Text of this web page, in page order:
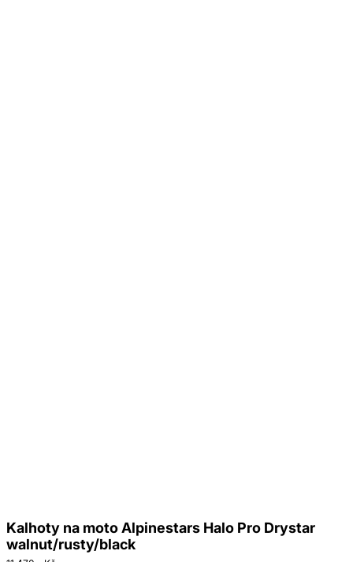
Kalhoty na moto Alpinestars Halo Pro Drystar
walnut/rusty/black